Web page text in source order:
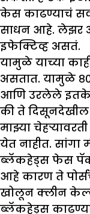
केस काढण्याचं
साधन आहे. लेझर
इफेक्टिव्ह असतं.
यामुळे याच्या
असतात. यामुळे
आणि उरलेले इतके
की ते दिसूनदेखील
माझ् या
येत नाहीत.
ब्लॅकहेड्स फेस
आहे कारण ते
खोलून क्लीन
ब्लॅकहेड्स